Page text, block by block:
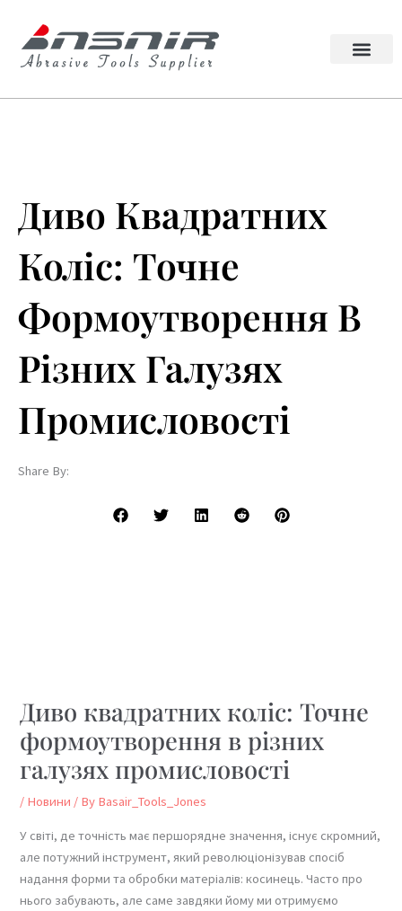
змісту
Диво Квадратних
Коліс: Точне
Формоутворення В
Різних Галузях
Промисловості
Share By:
Диво квадратних коліс: Точне
формоутворення в різних
галузях промисловості
/ Новини / By Basair_Tools_Jones
У світі, де точність має першорядне значення, існує скромний,
але потужний інструмент, який революціонізував спосіб
надання форми та обробки матеріалів: косинець. Часто про
нього забувають, але саме завдяки йому ми отримуємо